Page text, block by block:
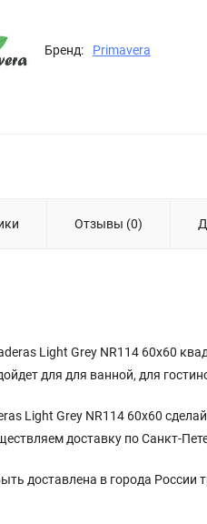
Бренд: Primavera
Отзывы (0)
Light Grey NR114 60x60
для для ванной, для
Light Grey NR114 60x60
доставку по Санкт-
доставлена в города России